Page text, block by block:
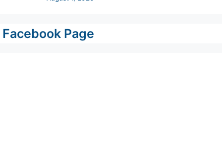
Facebook Page